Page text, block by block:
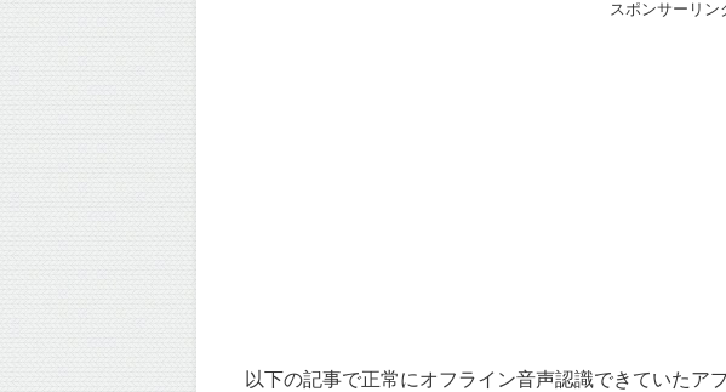
スポンサーリン
以下の記事で正常にオフライン音声認識できていたア